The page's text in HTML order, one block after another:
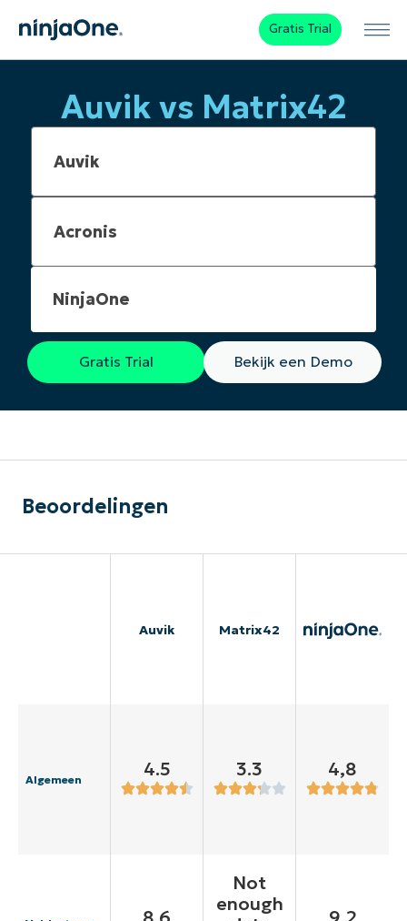
Gratis Trial
Auvik vs Matrix42
NinjaOne
Gratis Trial Bekijk een Demo
Beoordelingen
Auvik Matrix42
Algemeen 4.5 3.3 4,8
Not
enough